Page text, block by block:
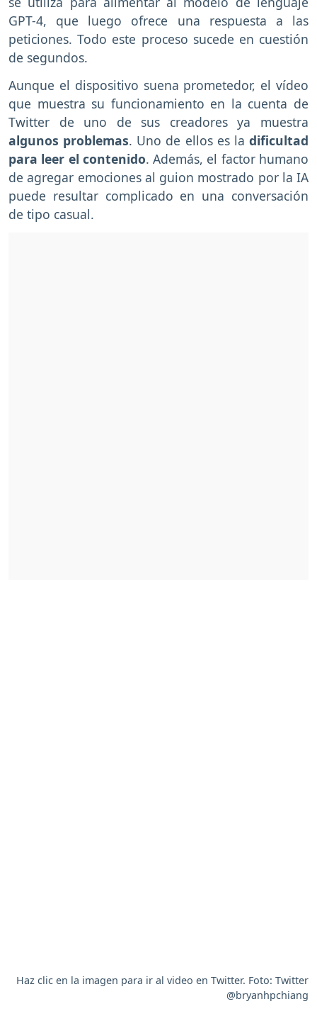
GPT-4, que luego ofrece una respuesta a las
peticiones. Todo este proceso sucede en cuestión
de segundos.
Aunque el dispositivo suena prometedor, el vídeo
que muestra su funcionamiento en la cuenta de
Twitter de uno de sus creadores ya muestra
algunos problemas. Uno de ellos es ladificultad
para leer el contenido. Además, el factor humano
de agregar emociones al guion mostrado por la IA
puede resultar complicado en una conversación
de tipo casual.
Haz clic en la imagen para ir al video en Twitter. Foto: Twitter
@bryanhpchiang